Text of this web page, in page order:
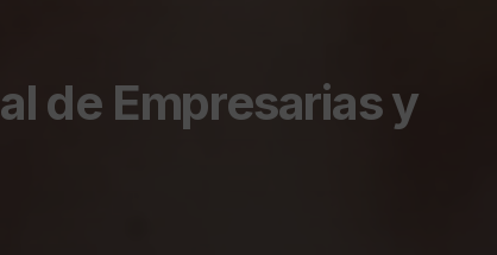
de Empresarias y